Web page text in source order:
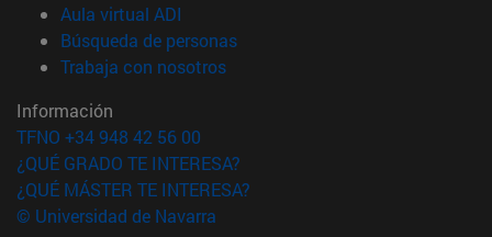
Aula virtual ADI
Búsqueda de personas(abre en nueva ventana)
Trabaja con nosotros(abre en nueva ventana)
Información
TFNO +34 948 42 56 00
¿QUÉ GRADO TE INTERESA?
¿QUÉ MÁSTER TE INTERESA?
© Universidad de Navarra